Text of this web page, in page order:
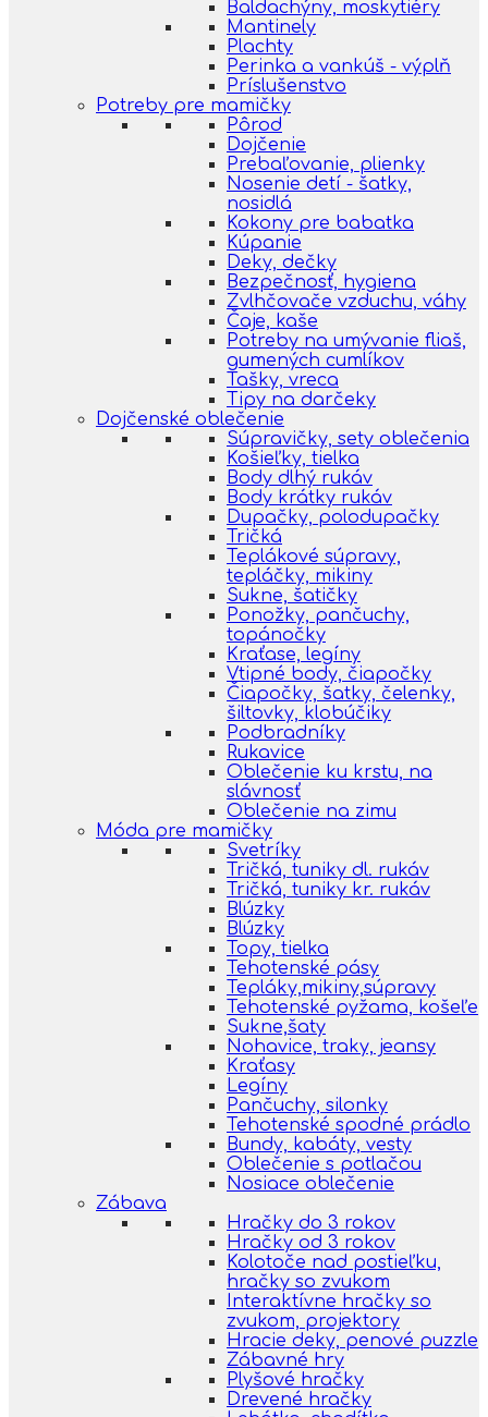
Baldachýny, moskytiéry
Mantinely
Plachty
Perinka a vankúš - výplň
Príslušenstvo
Potreby pre mamičky
Pôrod
Dojčenie
Prebaľovanie, plienky
Nosenie detí - šatky,
nosidlá
Kokony pre babatka
Kúpanie
Deky, dečky
Bezpečnosť, hygiena
Zvlhčovače vzduchu, váhy
Čaje, kaše
Potreby na umývanie fliaš,
gumených cumlíkov
Tašky, vreca
Tipy na darčeky
Dojčenské oblečenie
Súpravičky, sety oblečenia
Košieľky, tielka
Body dlhý rukáv
Body krátky rukáv
Dupačky, polodupačky
Tričká
Teplákové súpravy,
tepláčky, mikiny
Sukne, šatičky
Ponožky, pančuchy,
topánočky
Kraťase, legíny
Vtipné body, čiapočky
Čiapočky, šatky, čelenky,
šiltovky, klobúčiky
Podbradníky
Rukavice
Oblečenie ku krstu, na
slávnosť
Oblečenie na zimu
Móda pre mamičky
Svetríky
Tričká, tuniky dl. rukáv
Tričká, tuniky kr. rukáv
Blúzky
Blúzky
Topy, tielka
Tehotenské pásy
Tepláky,mikiny,súpravy
Tehotenské pyžama, košeľe
Sukne,šaty
Nohavice, traky, jeansy
Kraťasy
Legíny
Pančuchy, silonky
Tehotenské spodné prádlo
Bundy, kabáty, vesty
Oblečenie s potlačou
Nosiace oblečenie
Zábava
Hračky do 3 rokov
Hračky od 3 rokov
Kolotoče nad postieľku,
hračky so zvukom
Interaktívne hračky so
zvukom, projektory
Hracie deky, penové puzzle
Zábavné hry
Plyšové hračky
Drevené hračky